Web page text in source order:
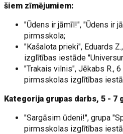
šiem zīmējumiem:
"Ūdens ir jāmīl!", "Ūdens ir
pirmsskola;
"Kašalota prieki", Eduards
izglītības iestāde
"Trakais vilnis", Jēkabs R.,
pirmsskolas izglītības
Kategorija grupas darbs, 5 - 7
"Sargāsim ūdeni!", grupa
pirmsskolas izglītības